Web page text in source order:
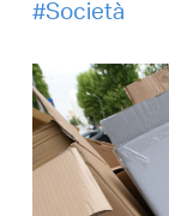
Società